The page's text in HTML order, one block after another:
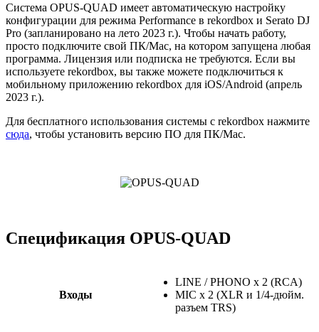
Система OPUS-QUAD имеет автоматическую настройку
конфигурации для режима Performance в rekordbox и Serato DJ
Pro (запланировано на лето 2023 г.). Чтобы начать работу,
просто подключите свой ПК/Mac, на котором запущена любая
программа. Лицензия или подписка не требуются. Если вы
используете rekordbox, вы также можете подключиться к
мобильному приложению rekordbox для iOS/Android (апрель
2023 г.).
Для бесплатного использования системы с rekordbox нажмите
сюда, чтобы установить версию ПО для ПК/Mac.
Спецификация OPUS-QUAD
Входы
LINE / PHONO x 2 (RCA)
MIC x 2 (XLR и 1/4-дюйм.
разъем TRS)